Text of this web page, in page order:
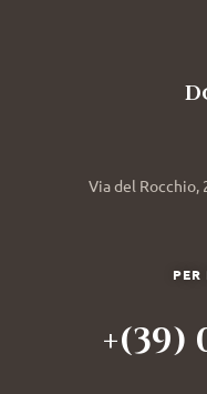
Via del Rocchio,
PER
+(39)